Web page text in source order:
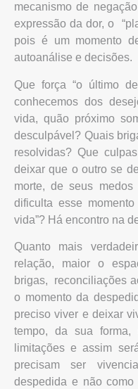
mecanismo de
expressão da dor, o
pois é um momento
autoanálise e decisões.
Que força “o último
conhecemos dos
vida, quão próximo
desculpável? Quais
resolvidas? Que
deixar que o outro se
morte, de seus
dificulta esse
vida”? Há encontro na
Quanto mais
relação, maior o
brigas, reconciliações
o momento da
preciso viver e deixar
tempo, da sua forma,
limitações e assim
precisam ser
despedida e não